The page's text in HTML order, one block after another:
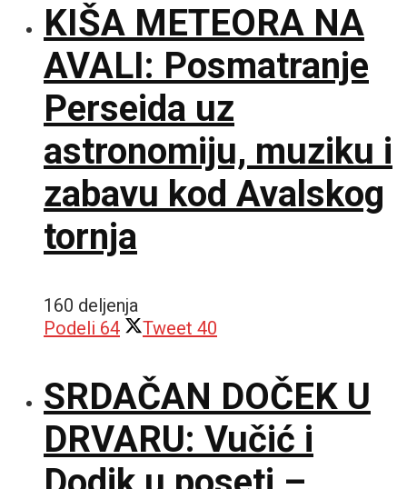
KIŠA METEORA NA
AVALI: Posmatranje
Perseida uz
astronomiju, muziku i
zabavu kod Avalskog
tornja
160 deljenja
Podeli 64 Tweet 40
SRDAČAN DOČEK U
DRVARU: Vučić i